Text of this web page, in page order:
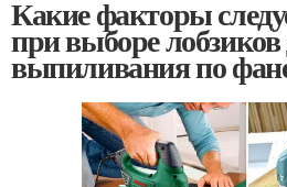
Какие факторы
при выборе
выпиливания по